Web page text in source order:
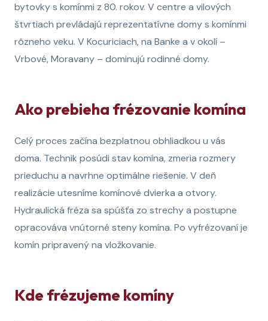
bytovky s komínmi z 80. rokov. V centre a vilových
štvrtiach prevládajú reprezentatívne domy s komínmi
rôzneho veku. V Kocuriciach, na Banke a v okolí –
Vrbové, Moravany – dominujú rodinné domy.
Ako prebieha frézovanie komína
Celý proces začína bezplatnou obhliadkou u vás
doma. Technik posúdi stav komína, zmeria rozmery
prieduchu a navrhne optimálne riešenie. V deň
realizácie utesníme komínové dvierka a otvory.
Hydraulická fréza sa spúšťa zo strechy a postupne
opracováva vnútorné steny komína. Po vyfrézovaní je
komín pripravený na vložkovanie.
Kde frézujeme komíny